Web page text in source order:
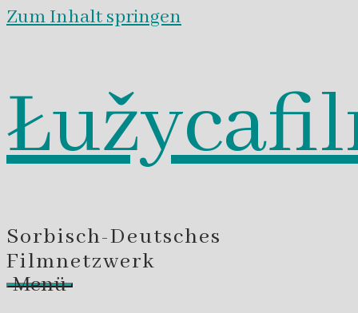
Zum Inhalt springen
Sorbisch-Deutsches
Filmnetzwerk
Menü